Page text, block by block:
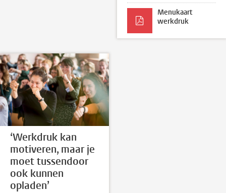
Menukaart
werkdruk
‘Werkdruk kan
motiveren, maar je
moet tussendoor
ook kunnen
opladen’